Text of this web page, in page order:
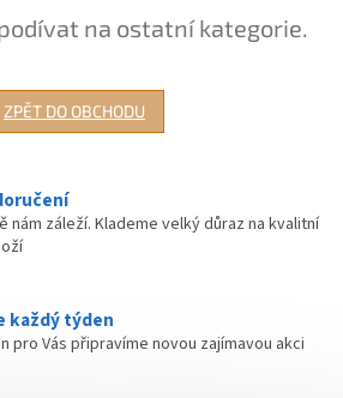
na ostatní kategorie.
ZPĚT DO OBCHODU
nám záleží. Klademe velký důraz na kvalitní
každý týden
pro Vás připravíme novou zajímavou akci